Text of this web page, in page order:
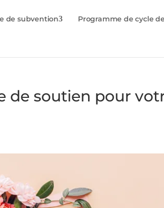
de subvention Programme de cycle
de soutien pour